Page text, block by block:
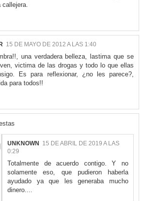
15 DE MAYO DE 2012 A LAS 1:40
una verdadera belleza, lastima que se
victima de las drogas y todo lo que ellas
Es para reflexionar, ¿no les parece?,
para todos!!
UNKNOWN
15 DE ABRIL DE 2019 A LAS
0:29
Totalmente de acuerdo contigo. Y no
solamente eso, que pudieron haberla
ayudado ya que les generaba mucho
dinero....